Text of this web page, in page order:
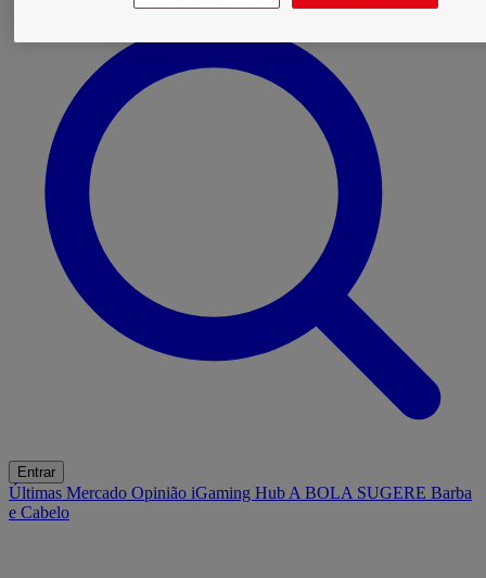
Entrar
Últimas Mercado Opinião iGaming Hub A BOLA SUGERE Barba
e Cabelo